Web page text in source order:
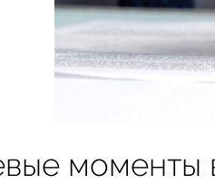
моменты